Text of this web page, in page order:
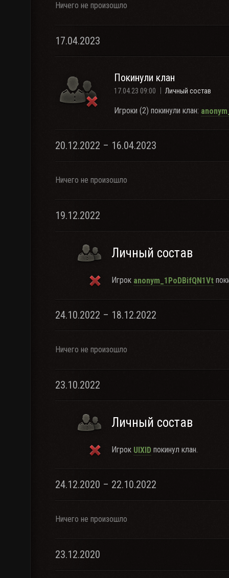
Ничего не произошло
17.04.2023
Покинули клан
17.04.23 09:00 Личный состав
Игроки (2) покинули клан:
20.12.2022 – 16.04.2023
Ничего не произошло
19.12.2022
Личный состав
Игрок anonym_1PoDBifQN1Vt
24.10.2022 – 18.12.2022
Ничего не произошло
23.10.2022
Личный состав
Игрок UIXID покинул клан.
24.12.2020 – 22.10.2022
Ничего не произошло
23.12.2020